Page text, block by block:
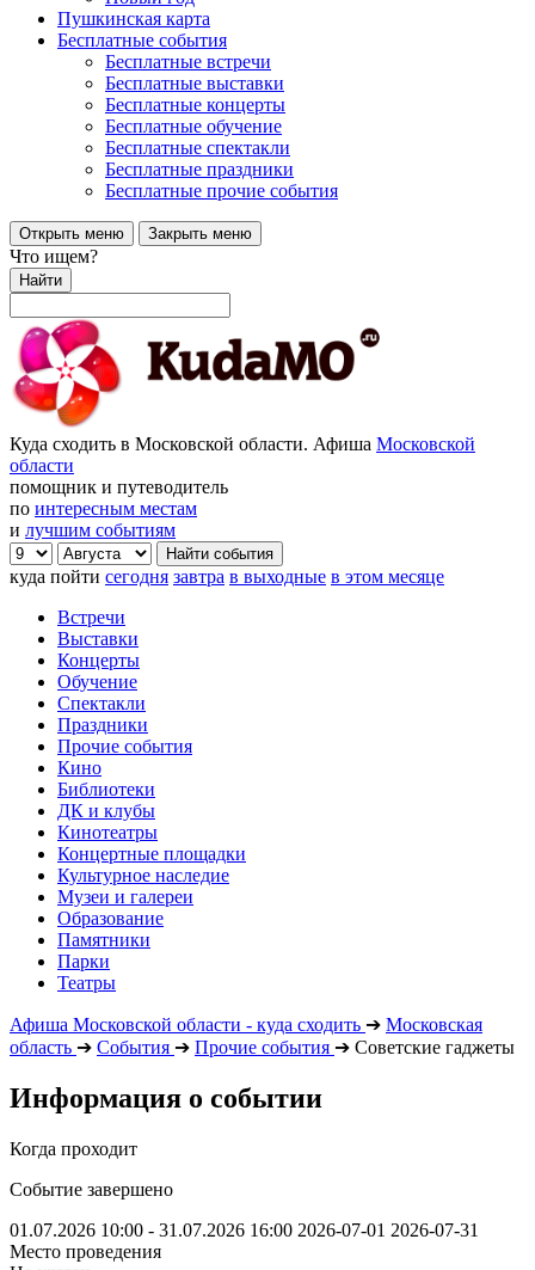
Пушкинская карта
Бесплатные события
Бесплатные встречи
Бесплатные выставки
Бесплатные концерты
Бесплатные обучение
Бесплатные спектакли
Бесплатные праздники
Бесплатные прочие события
Открыть меню Закрыть меню
Что ищем?
Найти
Куда сходить в Московской области. Афиша Московской
области
помощник и путеводитель
по интересным местам
и лучшим событиям
куда пойти сегодня завтра в выходные в этом месяце
Встречи
Выставки
Концерты
Обучение
Спектакли
Праздники
Прочие события
Кино
Библиотеки
ДК и клубы
Кинотеатры
Концертные площадки
Культурное наследие
Музеи и галереи
Образование
Памятники
Парки
Театры
Афиша Московской области - куда сходить ➔ Московская
область ➔ События ➔ Прочие события ➔ Советские гаджеты
Информация о событии
Когда проходит
Событие завершено
01.07.2026 10:00 - 31.07.2026 16:00 2026-07-01 2026-07-31
Место проведения